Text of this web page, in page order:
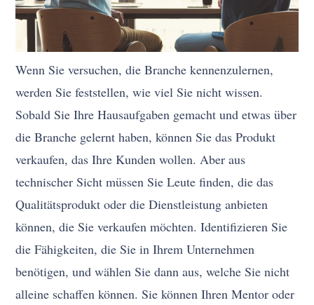
Wenn Sie versuchen, die Branche kennenzulernen,
werden Sie feststellen, wie viel Sie nicht wissen.
Sobald Sie Ihre Hausaufgaben gemacht und etwas über
die Branche gelernt haben, können Sie das Produkt
verkaufen, das Ihre Kunden wollen. Aber aus
technischer Sicht müssen Sie Leute finden, die das
Qualitätsprodukt oder die Dienstleistung anbieten
können, die Sie verkaufen möchten. Identifizieren Sie
die Fähigkeiten, die Sie in Ihrem Unternehmen
benötigen, und wählen Sie dann aus, welche Sie nicht
alleine schaffen können. Sie können Ihren Mentor oder